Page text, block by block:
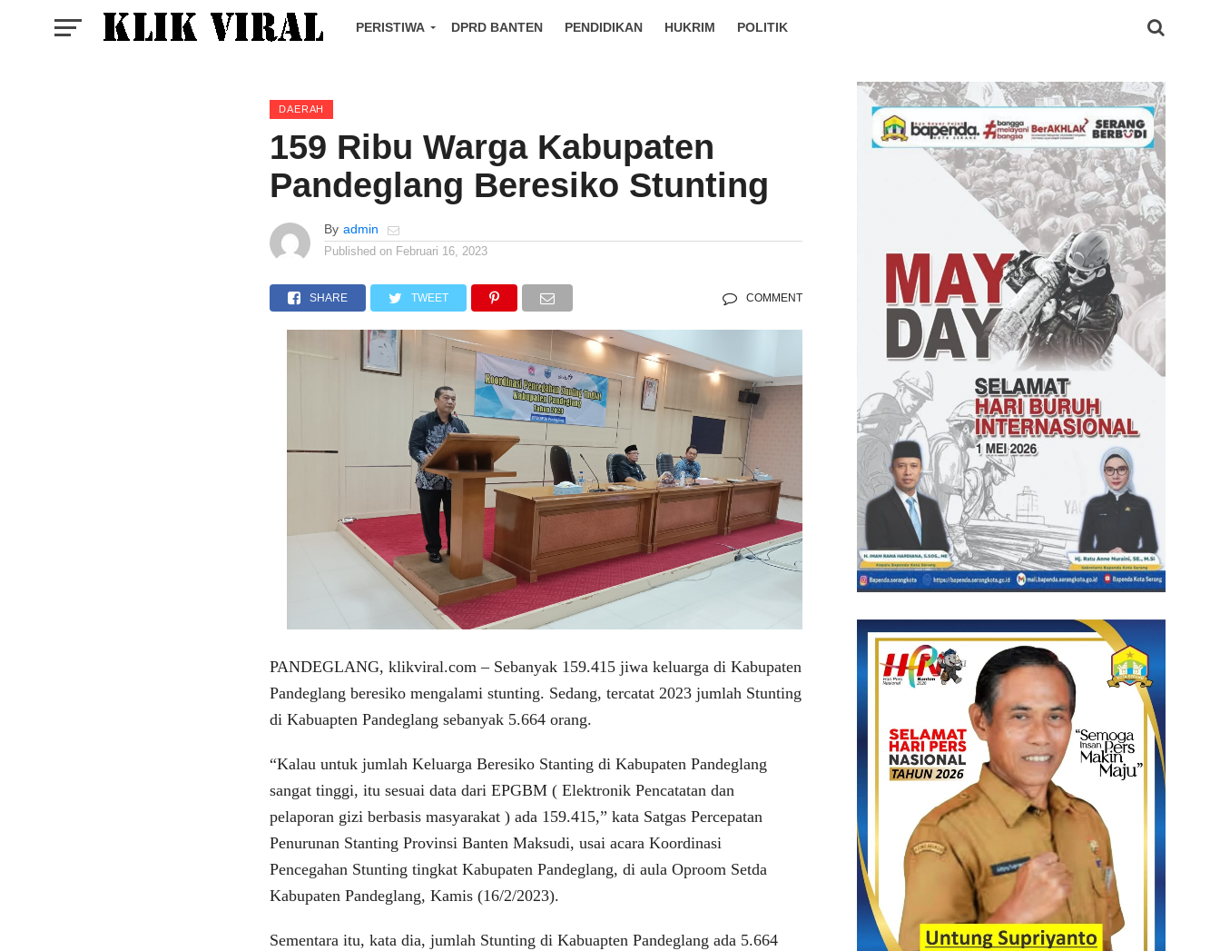
PERISTIWA DPRD BANTEN PENDIDIKAN HUKRIM POLITIK
DAERAH
159 Ribu Warga Kabupaten
Pandeglang Beresiko Stunting
By admin
Published on Februari 16, 2023
SHARE TWEET COMMENT
PANDEGLANG, klikviral.com – Sebanyak 159.415 jiwa keluarga di Kabupaten
Pandeglang beresiko mengalami stunting. Sedang, tercatat 2023 jumlah Stunting
di Kabuapten Pandeglang sebanyak 5.664 orang.
“Kalau untuk jumlah Keluarga Beresiko Stanting di Kabupaten Pandeglang
sangat tinggi, itu sesuai data dari EPGBM ( Elektronik Pencatatan dan
pelaporan gizi berbasis masyarakat ) ada 159.415,” kata Satgas Percepatan
Penurunan Stanting Provinsi Banten Maksudi, usai acara Koordinasi
Pencegahan Stunting tingkat Kabupaten Pandeglang, di aula Oproom Setda
Kabupaten Pandeglang, Kamis (16/2/2023).
Sementara itu, kata dia, jumlah Stunting di Kabuapten Pandeglang ada 5.664